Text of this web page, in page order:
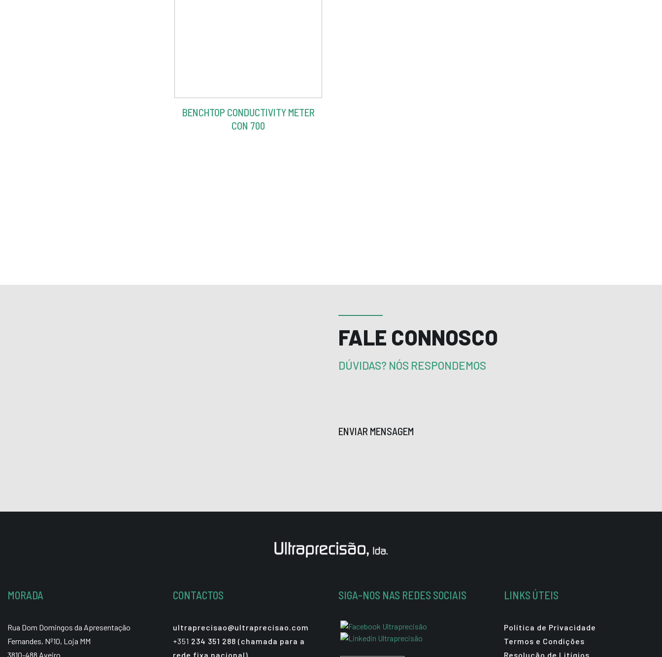
BENCHTOP CONDUCTIVITY METER
CON 700
FALE CONNOSCO
DÚVIDAS? NÓS RESPONDEMOS
ENVIAR MENSAGEM
MORADA
Rua Dom Domingos da Apresentação
Fernandes, Nº10, Loja MM
3810-488 Aveiro
CONTACTOS
ultraprecisao@ultraprecisao.com
+351 234 351 288 (chamada para a
rede fixa nacional)
SIGA-NOS NAS REDES SOCIAIS LINKS ÚTEIS
Política de Privacidade
Termos e Condições
Resolução de Litígios